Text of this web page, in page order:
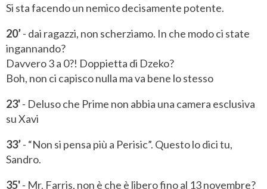
Si sta facendo un nemico decisamente potente.
20’- dai ragazzi, non scherziamo. In che modo ci state
ingannando?
Davvero 3 a 0?! Doppietta di Dzeko?
Boh, non ci capisco nulla ma va bene lo stesso
23'- Deluso che Prime non abbia una camera esclusiva
su Xavi
33’- “Non si pensa più a Perisic”. Questo lo dici tu,
Sandro.
35'- Mr. Farris, non è che è libero fino al 13 novembre?